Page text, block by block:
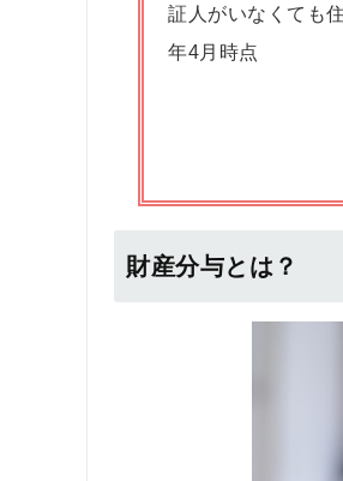
証人がいなくても
年4月時点
財産分与とは？